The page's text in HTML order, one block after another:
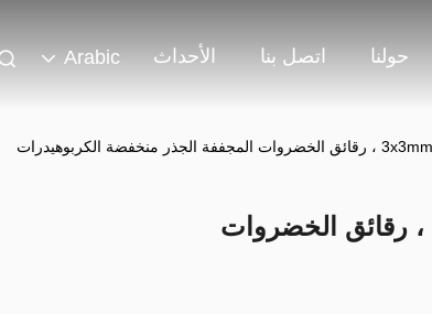
حولنا اتصل بنا الأحداث Arabic
رقائق الخضار المجففة صحية 3x3mm ، رقائق الخضروات